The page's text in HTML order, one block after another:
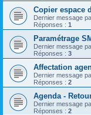
Copier espace
Dernier message
Réponses : 1
Paramétrage
Dernier message
Réponses : 3
Affectation
Dernier message
Réponses : 2
Agenda -
Dernier message
Réponses : 2